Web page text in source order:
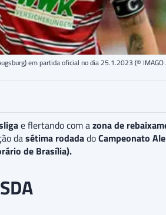
em partida oficial no dia 25.1.2023 (©
e flertando com azona de
dasétima rodadadoCampeonato
de Brasília).